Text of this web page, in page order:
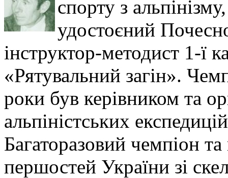
спорту з
удостоєний
інструктор-методист 1-ї
«Рятувальний загін».
роки був керівником та
альпіністських
Багаторазовий чемпіон
першостей України зі